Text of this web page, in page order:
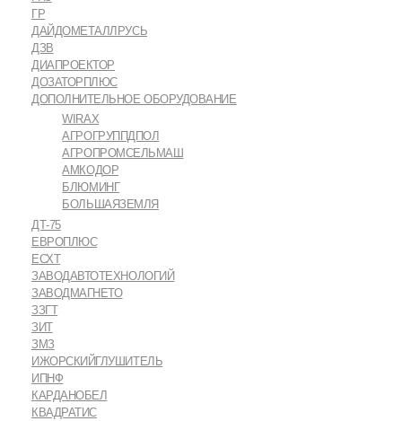
ГР
ДАЙДОМЕТАЛЛРУСЬ
ДЗВ
ДИАПРОЕКТОР
ДОЗАТОРПЛЮС
ДОПОЛНИТЕЛЬНОЕ ОБОРУДОВАНИЕ
WIRAX
АГРОГРУППДПОЛ
АГРОПРОМСЕЛЬМАШ
АМКОДОР
БЛЮМИНГ
БОЛЬШАЯЗЕМЛЯ
ДТ-75
ЕВРОПЛЮС
ЕСХТ
ЗАВОДАВТОТЕХНОЛОГИЙ
ЗАВОДМАГНЕТО
ЗЗГТ
ЗИТ
ЗМЗ
ИЖОРСКИЙГЛУШИТЕЛЬ
ИПНФ
КАРДАНОБЕЛ
КВАДРАТИС